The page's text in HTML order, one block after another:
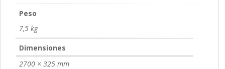
Peso
7,5 kg
Dimensiones
2700 × 325 mm